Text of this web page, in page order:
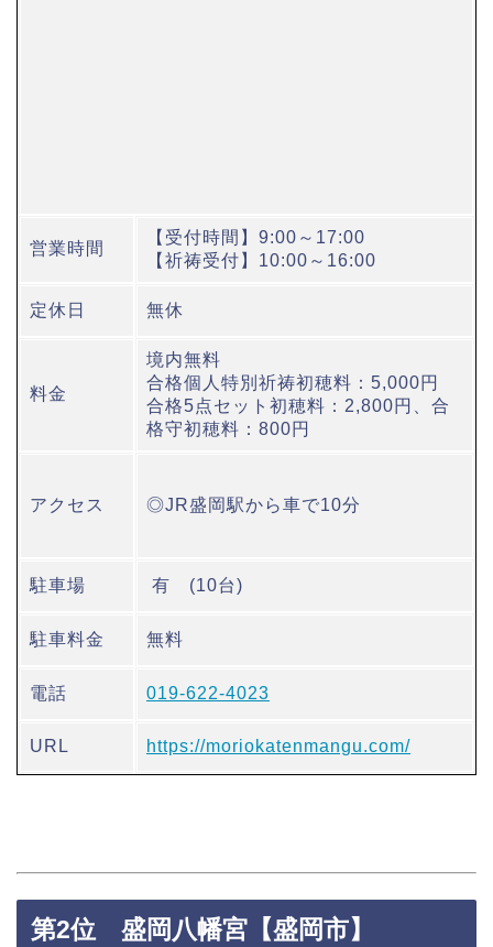
営業時間
【受付時間】9:00～17:00
【祈祷受付】10:00～16:00
定休日 無休
料金
境内無料
合格個人特別祈祷初穂料：5,000円
合格5点セット初穂料：2,800円、合
格守初穂料：800円
アクセス ◎JR盛岡駅から車で10分
駐車場 有 (10台)
駐車料金 無料
電話 019-622-4023
URL https://moriokatenmangu.com/
第2位 盛岡八幡宮【盛岡市】